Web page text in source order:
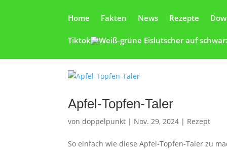
Home Fakten News Rezepte
Tiktok
Apfel-Topfen-Taler
vondoppelpunkt | Nov. 29, 2024 | Rezept
So einfach wie diese Apfel-Topfen-Taler zu